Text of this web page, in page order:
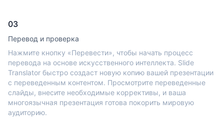
03
Перевод и проверка
Нажмите кнопку «Перевести», чтобы начать процесс
перевода на основе искусственного интеллекта. Slide
Translator быстро создаст новую копию вашей презентации
с переведенным контентом. Просмотрите переведенные
слайды, внесите необходимые коррективы, и ваша
многоязычная презентация готова покорить мировую
аудиторию.